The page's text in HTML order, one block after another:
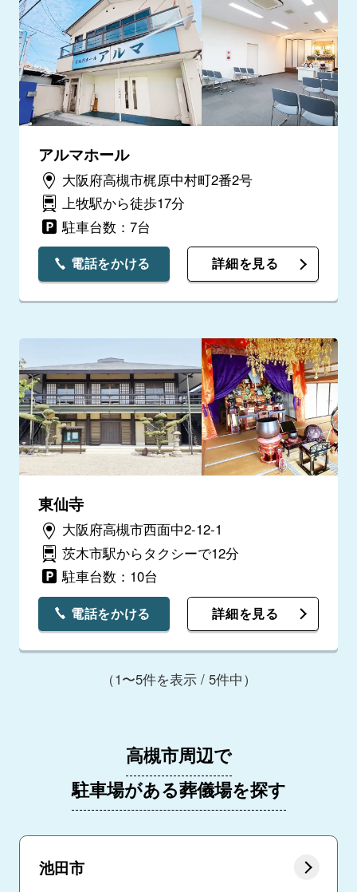
アルマホール
大阪府高槻市梶原中村町2番2号
上牧駅から徒歩17分
駐車台数：7台
電話をかける 詳細を見る
東仙寺
大阪府高槻市西面中2-12-1
茨木市駅からタクシーで12分
駐車台数：10台
電話をかける 詳細を見る
（1〜5件を表示 / 5件中）
高槻市周辺で
駐車場がある葬儀場を探す
池田市